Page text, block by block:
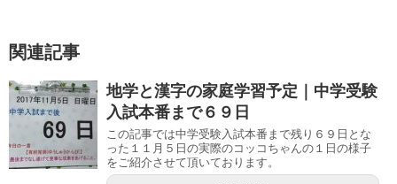
関連記事
地学と漢字の家庭学習予定｜中学受験
入試本番まで６９日
この記事では中学受験入試本番まで残り６９日とな
った１１月５日の実際のコッコちゃんの１日の様子
をご紹介させて頂いております。